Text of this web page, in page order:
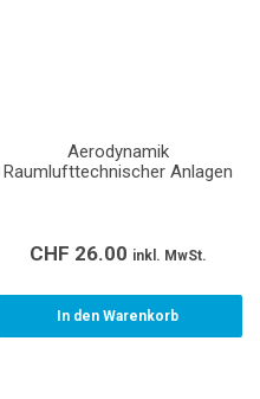
Aerodynamik
Raumlufttechnischer Anlagen
CHF 26.00 inkl. MwSt.
In den Warenkorb